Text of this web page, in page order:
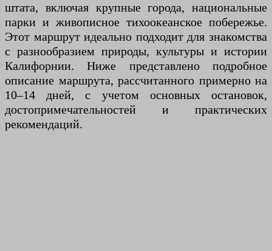
штата, включая крупные города, национальные
парки и живописное тихоокеанское побережье.
Этот маршрут идеально подходит для знакомства
с разнообразием природы, культуры и истории
Калифорнии. Ниже представлено подробное
описание маршрута, рассчитанного примерно на
10–14 дней, с учетом основных остановок,
достопримечательностей и практических
рекомендаций.